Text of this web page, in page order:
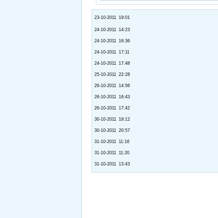
23-10-2011 19:01
24-10-2011 14:23
24-10-2011 16:36
24-10-2011 17:11
24-10-2011 17:48
25-10-2011 22:28
26-10-2011 14:56
26-10-2011 16:43
26-10-2011 17:42
30-10-2011 19:12
30-10-2011 20:57
31-10-2011 11:16
31-10-2011 11:20
31-10-2011 13:43